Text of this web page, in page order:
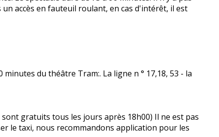
accès en fauteuil roulant, en cas d'intérêt, il est
du théâtre Tram:. La ligne n ° 17,18, 53 - la
sont gratuits tous les jours après 18h00) Il ne est pas
le taxi, nous recommandons application pour les